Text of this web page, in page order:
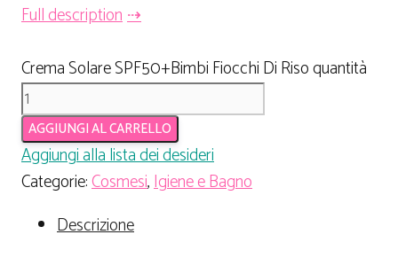
Full description
Crema Solare SPF50+Bimbi Fiocchi Di Riso quantità
AGGIUNGI AL CARRELLO
Aggiungi alla lista dei desideri
Categorie:Cosmesi,Igiene e Bagno
Descrizione